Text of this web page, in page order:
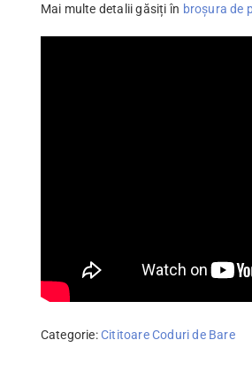
Mai multe detalii găsiți în broșura de
Categorie:Cititoare Coduri de Bare